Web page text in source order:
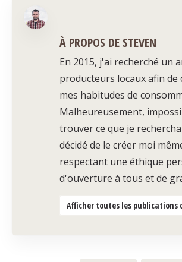
À PROPOS DE STEVEN
En 2015, j'ai recherché un
producteurs locaux afin de
mes habitudes de
Malheureusement,
trouver ce que je
décidé de le créer moi
respectant une éthique
d'ouverture à tous et de
Afficher toutes les publications